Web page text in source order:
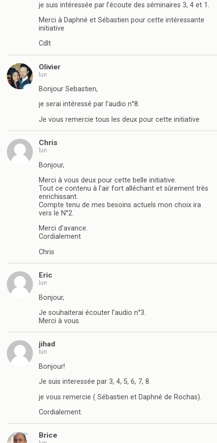
je suis intéressée par l’écoute des séminaires 3, 4 et 1.
Merci à Daphné et Sébastien pour cette intéressante
initiative
Cdlt
Olivier
lun
Bonjour Sebastien,
je serai intéressé par l’audio n°8.
Je vous remercie tous les deux pour cette initiative
Chris
lun
Bonjour,
Merci à vous deux pour cette belle initiative.
Tout ce contenu à l’air fort alléchant et sûrement très
enrichissant.
Compte tenu de mes besoins actuels mon choix ira
vers le N°2.
Merci d’avance.
Cordialement
Chris
Eric
lun
Bonjour,
Je souhaiterai écouter l’audio n°3.
Merci à vous.
jihad
lun
Bonjour!
Je suis interessée par 3, 4, 5, 6, 7, 8.
je vous remercie ( Sébastien et Daphné de Rochas).
Cordialement.
Brice